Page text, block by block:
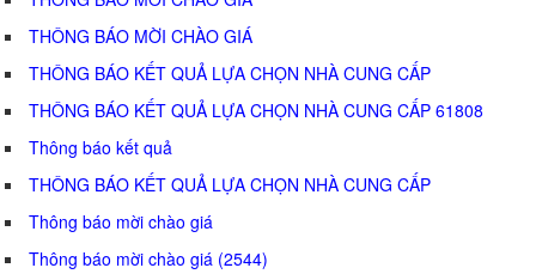
THÔNG BÁO MỜI CHÀO GIÁ
THÔNG BÁO KẾT QUẢ LỰA CHỌN NHÀ CUNG CẤP
THÔNG BÁO KẾT QUẢ LỰA CHỌN NHÀ CUNG CẤP 61808
Thông báo kết quả
THÔNG BÁO KẾT QUẢ LỰA CHỌN NHÀ CUNG CẤP
Thông báo mời chào giá
Thông báo mời chào giá (2544)